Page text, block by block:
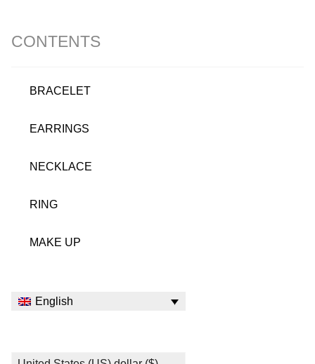
CONTENTS
BRACELET
EARRINGS
NECKLACE
RING
MAKE UP
English